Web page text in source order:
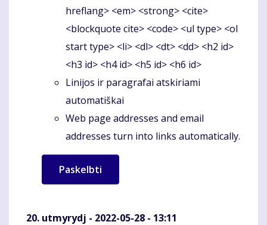
hreflang> <em> <strong> <cite>
<blockquote cite> <code> <ul type> <ol
start type> <li> <dl> <dt> <dd> <h2 id>
<h3 id> <h4 id> <h5 id> <h6 id>
Linijos ir paragrafai atskiriami
automatiškai
Web page addresses and email
addresses turn into links automatically.
utmyrydj - 2022-05-28 - 13:11